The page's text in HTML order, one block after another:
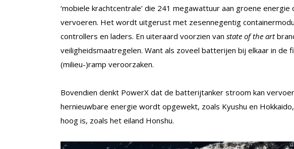
‘mobiele krachtcentrale’ die 241 megawattuur aan groene
vervoeren. Het wordt uitgerust met zesennegentig
controllers en laders. En uiteraard voorzien van state of the art
veiligheidsmaatregelen. Want als zoveel batterijen bij elkaar in de
(milieu-)ramp veroorzaken.
Bovendien denkt PowerX dat de batterijtanker stroom kan
hernieuwbare energie wordt opgewekt, zoals Kyushu en
hoog is, zoals het eiland Honshu.